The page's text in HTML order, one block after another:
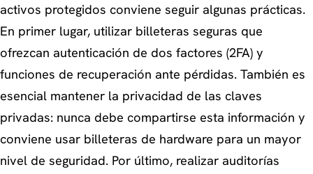
activos protegidos conviene seguir algunas prácticas.
En primer lugar, utilizar billeteras seguras que
ofrezcan autenticación de dos factores (2FA) y
funciones de recuperación ante pérdidas. También es
esencial mantener la privacidad de las claves
privadas: nunca debe compartirse esta información y
conviene usar billeteras de hardware para un mayor
nivel de seguridad. Por último, realizar auditorías